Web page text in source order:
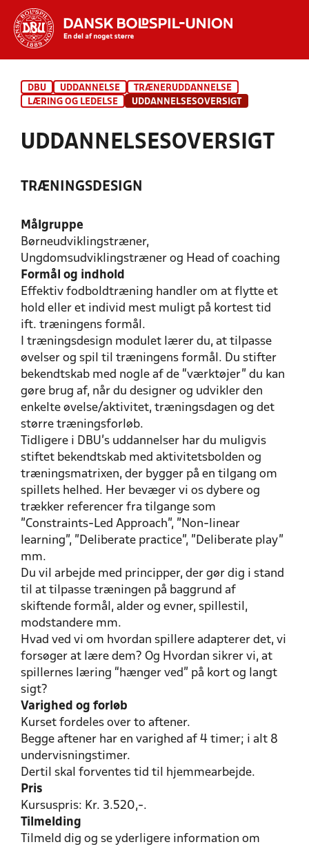
INDHOLD OG NYHEDER
HOLD
DBU UDDANNELSE
TRÆNERUDDANNELSE
LÆRING OG LEDELSE
UDDANNELSESOVERSIGT
UDDANNELSESOVERSIGT
TRÆNINGSDESIGN
Målgruppe
Børneudviklingstræner,
Ungdomsudviklingstræner og Head of coaching
Formål og indhold
Effektiv fodboldtræning handler om at flytte et
hold eller et individ mest muligt på kortest tid
ift. træningens formål.
I træningsdesign modulet lærer du, at tilpasse
øvelser og spil til træningens formål. Du stifter
bekendtskab med nogle af de “værktøjer” du kan
gøre brug af, når du designer og udvikler den
enkelte øvelse/aktivitet, træningsdagen og det
større træningsforløb.
Tidligere i DBU’s uddannelser har du muligvis
stiftet bekendtskab med aktivitetsbolden og
træningsmatrixen, der bygger på en tilgang om
spillets helhed. Her bevæger vi os dybere og
trækker referencer fra tilgange som
”Constraints-Led Approach”, ”Non-linear
learning”, ”Deliberate practice”, ”Deliberate play”
mm.
Du vil arbejde med principper, der gør dig i stand
til at tilpasse træningen på baggrund af
skiftende formål, alder og evner, spillestil,
modstandere mm.
Hvad ved vi om hvordan spillere adapterer det, vi
forsøger at lære dem? Og Hvordan sikrer vi, at
spillernes læring “hænger ved” på kort og langt
sigt?
Varighed og forløb
Kurset fordeles over to aftener.
Begge aftener har en varighed af 4 timer; i alt 8
undervisningstimer.
Dertil skal forventes tid til hjemmearbejde.
Pris
Kursuspris: Kr. 3.520,-.
Tilmelding
Tilmeld dig og se yderligere information om